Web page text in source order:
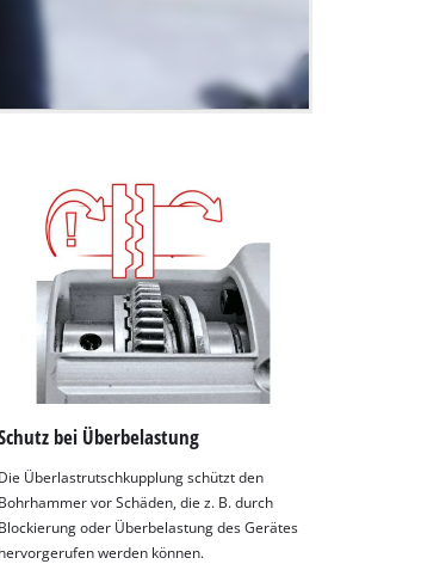
bei Überbelastung
Die Überlastrutschkupplung schützt den
Bohrhammer vor Schäden, die z. B. durch
Blockierung oder Überbelastung des Gerätes
hervorgerufen werden können.